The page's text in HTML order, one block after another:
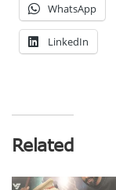
WhatsApp
LinkedIn
Related